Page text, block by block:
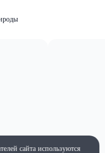
сайта используются